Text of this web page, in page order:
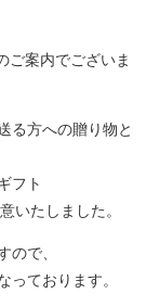
ご案内でございま
る方への贈り物と
フト
いたしました。
ので、
っております。